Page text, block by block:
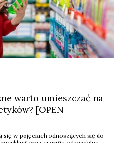
warto umieszczać na
[OPEN
się w pojęciach odnoszących się do